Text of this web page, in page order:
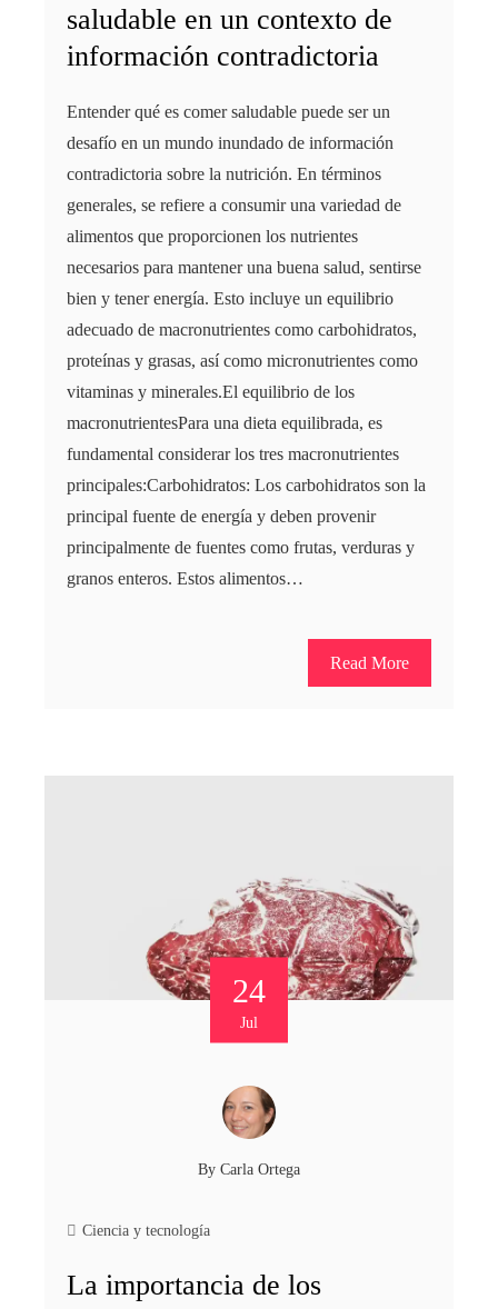
saludable en un contexto de
información contradictoria
Entender qué es comer saludable puede ser un
desafío en un mundo inundado de información
contradictoria sobre la nutrición. En términos
generales, se refiere a consumir una variedad de
alimentos que proporcionen los nutrientes
necesarios para mantener una buena salud, sentirse
bien y tener energía. Esto incluye un equilibrio
adecuado de macronutrientes como carbohidratos,
proteínas y grasas, así como micronutrientes como
vitaminas y minerales.El equilibrio de los
macronutrientesPara una dieta equilibrada, es
fundamental considerar los tres macronutrientes
principales:Carbohidratos: Los carbohidratos son la
principal fuente de energía y deben provenir
principalmente de fuentes como frutas, verduras y
granos enteros. Estos alimentos…
Read More
24
Jul
By Carla Ortega
Ciencia y tecnología
La importancia de los